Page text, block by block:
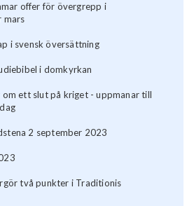
offer för övergrepp i
mars
i svensk översättning
i domkyrkan
ett slut på kriget - uppmanar till
2 september 2023
två punkter i Traditionis